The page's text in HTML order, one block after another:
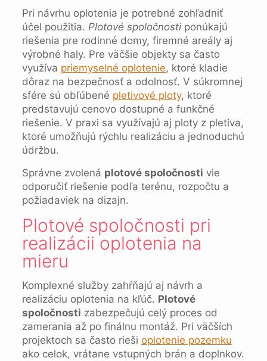
Pri návrhu oplotenia je potrebné zohľadniť
účel použitia. Plotové spoločnostiponúkajú
riešenia pre rodinné domy, firemné areály aj
výrobné haly. Pre väčšie objekty sa často
využíva priemyselné oplotenie, ktoré kladie
dôraz na bezpečnosť a odolnosť. V súkromnej
sfére sú obľúbené pletivové ploty, ktoré
predstavujú cenovo dostupné a funkčné
riešenie. V praxi sa využívajú aj ploty z pletiva,
ktoré umožňujú rýchlu realizáciu a jednoduchú
údržbu.
Správne zvolená plotové spoločnosti vie
odporučiť riešenie podľa terénu, rozpočtu a
požiadaviek na dizajn.
Plotové spoločnosti pri
realizácii oplotenia na
mieru
Komplexné služby zahŕňajú aj návrh a
realizáciu oplotenia na kľúč. Plotové
spoločnosti zabezpečujú celý proces od
zamerania až po finálnu montáž. Pri väčších
projektoch sa často rieši oplotenie pozemku
ako celok, vrátane vstupných brán a doplnkov.